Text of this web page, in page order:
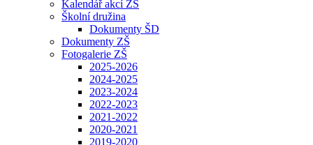
Kalendář akcí ZŠ
Školní družina
Dokumenty ŠD
Dokumenty ZŠ
Fotogalerie ZŠ
2025-2026
2024-2025
2023-2024
2022-2023
2021-2022
2020-2021
2019-2020